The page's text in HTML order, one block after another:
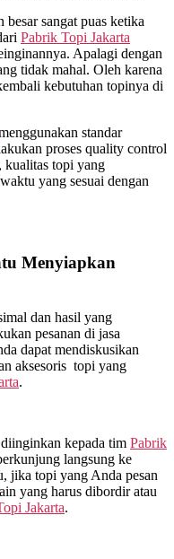
besar sangat puas ketika
Pabrik Topi Jakarta
Apalagi dengan
tidak mahal. Oleh karena
kebutuhan topinya di
standar
proses quality control
topi yang
yang sesuai dengan
Menyiapkan
dan hasil yang
pesanan di jasa
dapat mendiskusikan
aksesoris topi yang
.
kepada tim Pabrik
langsung ke
jika topi yang Anda pesan
yang harus dibordir atau
Jakarta.